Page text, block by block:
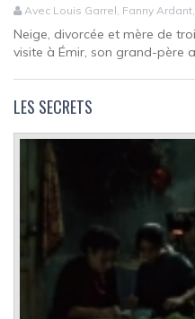
Avec Louis Garrel, Fanny
Neige, divorcée et mère de
visite à Émir, son grand-père
LES SECRETS